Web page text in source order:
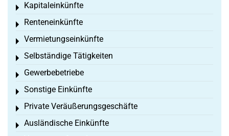
Kapitaleinkünfte
Toggle menu
Renteneinkünfte
Toggle menu
Vermietungseinkünfte
Toggle menu
Selbständige Tätigkeiten
Toggle menu
Gewerbebetriebe
Toggle menu
Sonstige Einkünfte
Toggle menu
Private Veräußerungsgeschäfte
Toggle menu
Ausländische Einkünfte
Toggle menu